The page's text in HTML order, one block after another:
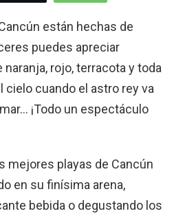
están hechas de
puedes apreciar
rojo, terracota y toda
cielo cuando el astro rey va
¡Todo un espectáculo
mejores playas de Cancún
en su finísima arena,
bebida o degustando los